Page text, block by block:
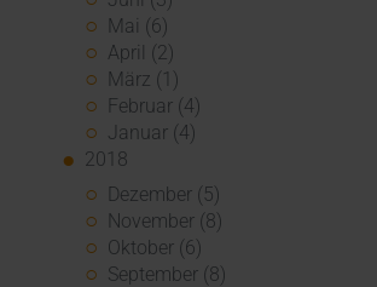
Mai (6)
April (2)
März (1)
Februar (4)
Januar (4)
2018
Dezember (5)
November (8)
Oktober (6)
September (8)